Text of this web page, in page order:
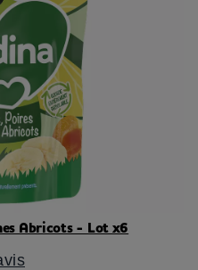
Abricots - Lot x6